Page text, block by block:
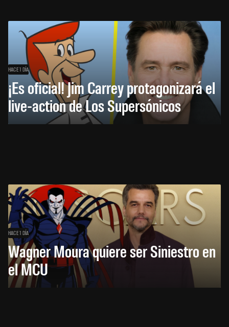
HACE 1 DÍA
¡Es oficial! Jim Carrey protagonizará el
live-action de Los Supersónicos
HACE 1 DÍA
Wagner Moura quiere ser Siniestro en
el MCU